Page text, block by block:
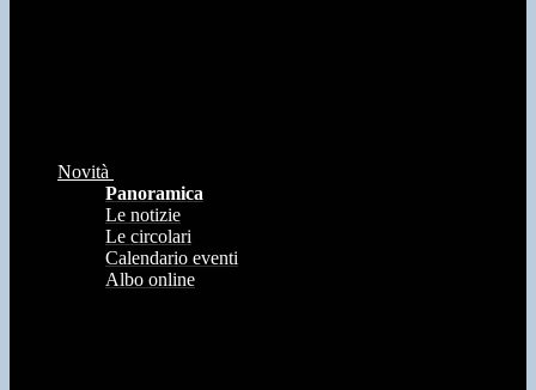
Novità
Panoramica
Le notizie
Le circolari
Calendario eventi
Albo online